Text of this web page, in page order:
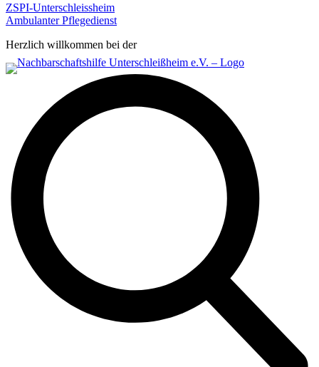
ZSPI-Unterschleissheim
Ambulanter Pflegedienst
Herzlich willkommen bei der